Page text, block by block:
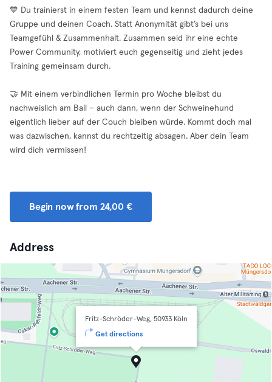
💙 Du trainierst in einem festen Team und kennst dadurch deine
Gruppe und deinen Coach. Statt Anonymität gibt’s bei uns
Teamgefühl & Zusammenhalt. Zusammen seid ihr eine echte
Power Community, motiviert euch gegenseitig und zieht jedes
Training gemeinsam durch.
🤝 Mit einem verbindlichen Termin pro Woche bleibst du
nachweislich am Ball – auch dann, wenn der Schweinehund
eigentlich lieber auf der Couch bleiben würde. Kommt doch mal
was dazwischen, kannst du rechtzeitig absagen. Aber dein Team
wird dich vermissen!
Begin now from 24,00 €
Address
Fritz-Schröder-Weg, 50933 Köln
Get directions